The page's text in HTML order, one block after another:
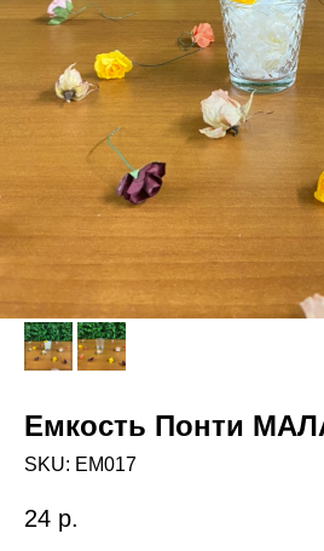
Емкость Понти
SKU: ЕМ017
24 р.